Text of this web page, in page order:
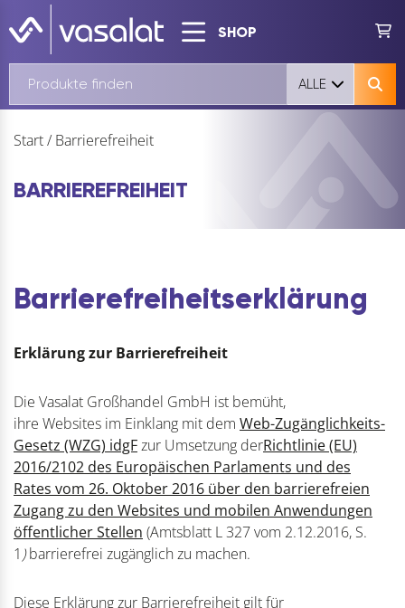
SHOP
ALLE
Start/ Barrierefreiheit
BARRIEREFREIHEIT
Barrierefreiheitserklärung
Erklärung zur Barrierefreiheit
Die Vasalat Großhandel GmbH ist bemüht,
ihre Websites im Einklang mit dem Web-Zugänglichkeits-
Gesetz (WZG) idgFzur Umsetzung derRichtlinie (EU)
2016/2102 des Europäischen Parlaments und des
Rates vom 26. Oktober 2016 über den barrierefreien
Zugang zu den Websites und mobilen Anwendungen
öffentlicher Stellen (Amtsblatt L 327 vom 2.12.2016, S.
1 )barrierefrei zugänglich zu machen.
Diese Erklärung zur Barrierefreiheit gilt für